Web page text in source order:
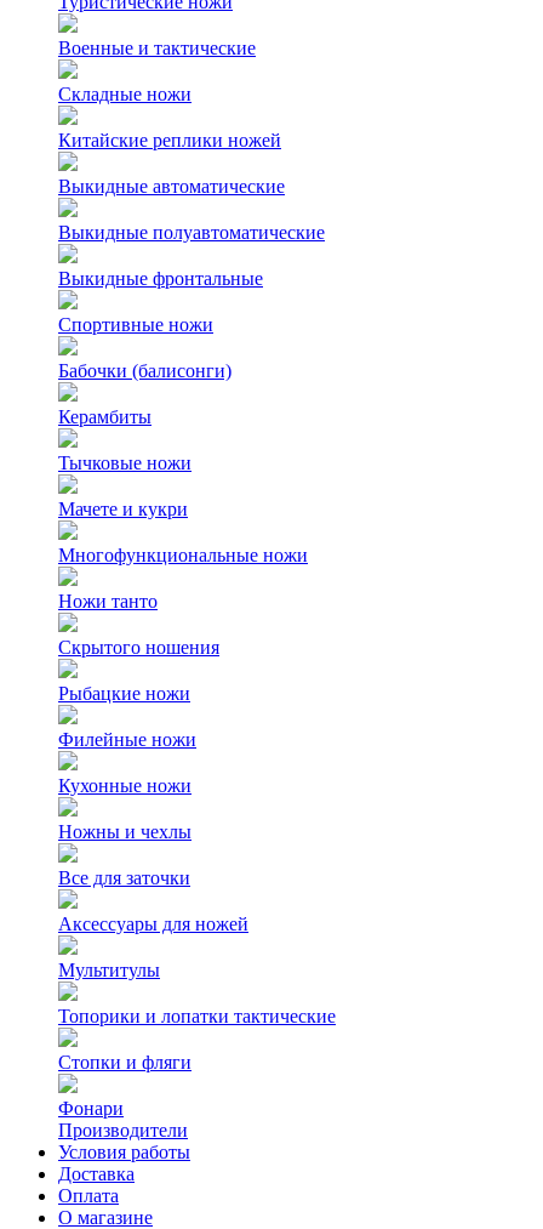
Военные и тактические
Складные ножи
Китайские реплики ножей
Выкидные автоматические
Выкидные полуавтоматические
Выкидные фронтальные
Спортивные ножи
Бабочки (балисонги)
Керамбиты
Тычковые ножи
Мачете и кукри
Многофункциональные ножи
Ножи танто
Скрытого ношения
Рыбацкие ножи
Филейные ножи
Кухонные ножи
Ножны и чехлы
Все для заточки
Аксессуары для ножей
Мультитулы
Топорики и лопатки тактические
Стопки и фляги
Фонари
Производители
Условия работы
Доставка
Оплата
О магазине